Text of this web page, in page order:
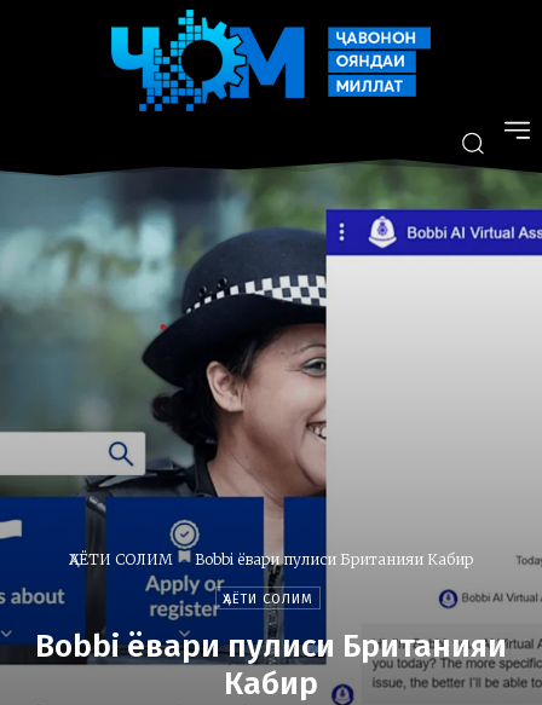
ҲАЁТИ СОЛИМ Bobbi ёвари пулиси Британияи Кабир
ҲАЁТИ СОЛИМ
Bobbi ёвари пулиси Британияи
Кабир